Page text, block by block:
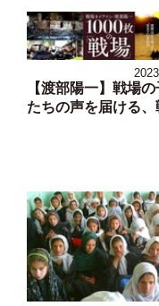
【渡部陽一】戦場
たちの声を届ける、